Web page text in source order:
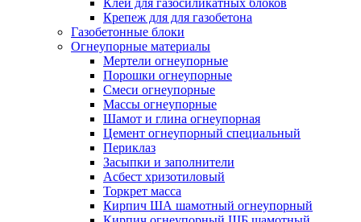
Крепеж для для газобетона
Газобетонные блоки
Огнеупорные материалы
Мертели огнеупорные
Порошки огнеупорные
Смеси огнеупорные
Массы огнеупорные
Шамот и глина огнеупорная
Цемент огнеупорный специальный
Периклаз
Засыпки и заполнители
Асбест хризотиловый
Торкрет масса
Кирпич ША шамотный огнеупорный